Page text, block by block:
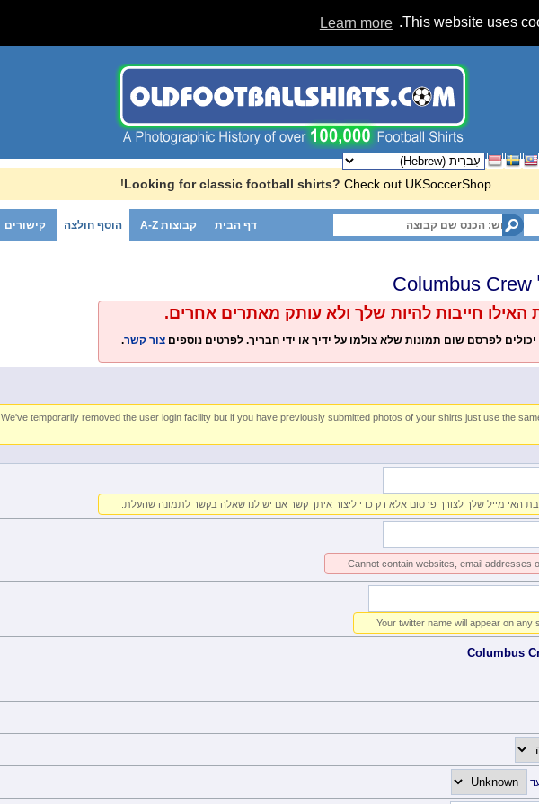
This website uses
Learn more
Looking for classic football shirts? Check out UKSoccerShop!
דף הבית קבוצות A-Z הוסף חולצה קישורים
Columbus Crew
חייבות להיות שלך ולא עותק מאתרים אחרים.
יכולים לפרסם שום תמונות שלא צולמו על ידיך או ידי חבריך. לפרטים נוספים צור קשר.
We've temporarily removed the user login facility but if you have previously submitted photos of your shirts just use the
האי מייל שלך לצורך פרסום אלא רק כדי ליצור איתך קשר אם יש לנו שאלה בקשר לתמונה שהעלת.
Cannot contain websites, email addresses
Your twitter name will appear on any
Columbus